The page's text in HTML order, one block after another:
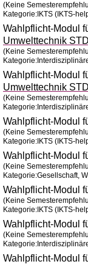
(Keine
Kategorie:IKTS (IKTS-
Wahlpflicht-Modul
Umwelttechnik
(Keine
Wahlpflicht-Modul
Umwelttechnik
(Keine
Wahlpflicht-Modul
(Keine
Kategorie:IKTS (IKTS-
Wahlpflicht-Modul
(Keine
Kategorie:Gesellschaft,
Wahlpflicht-Modul
(Keine
Kategorie:IKTS (IKTS-
Wahlpflicht-Modul
(Keine
Wahlpflicht-Modul